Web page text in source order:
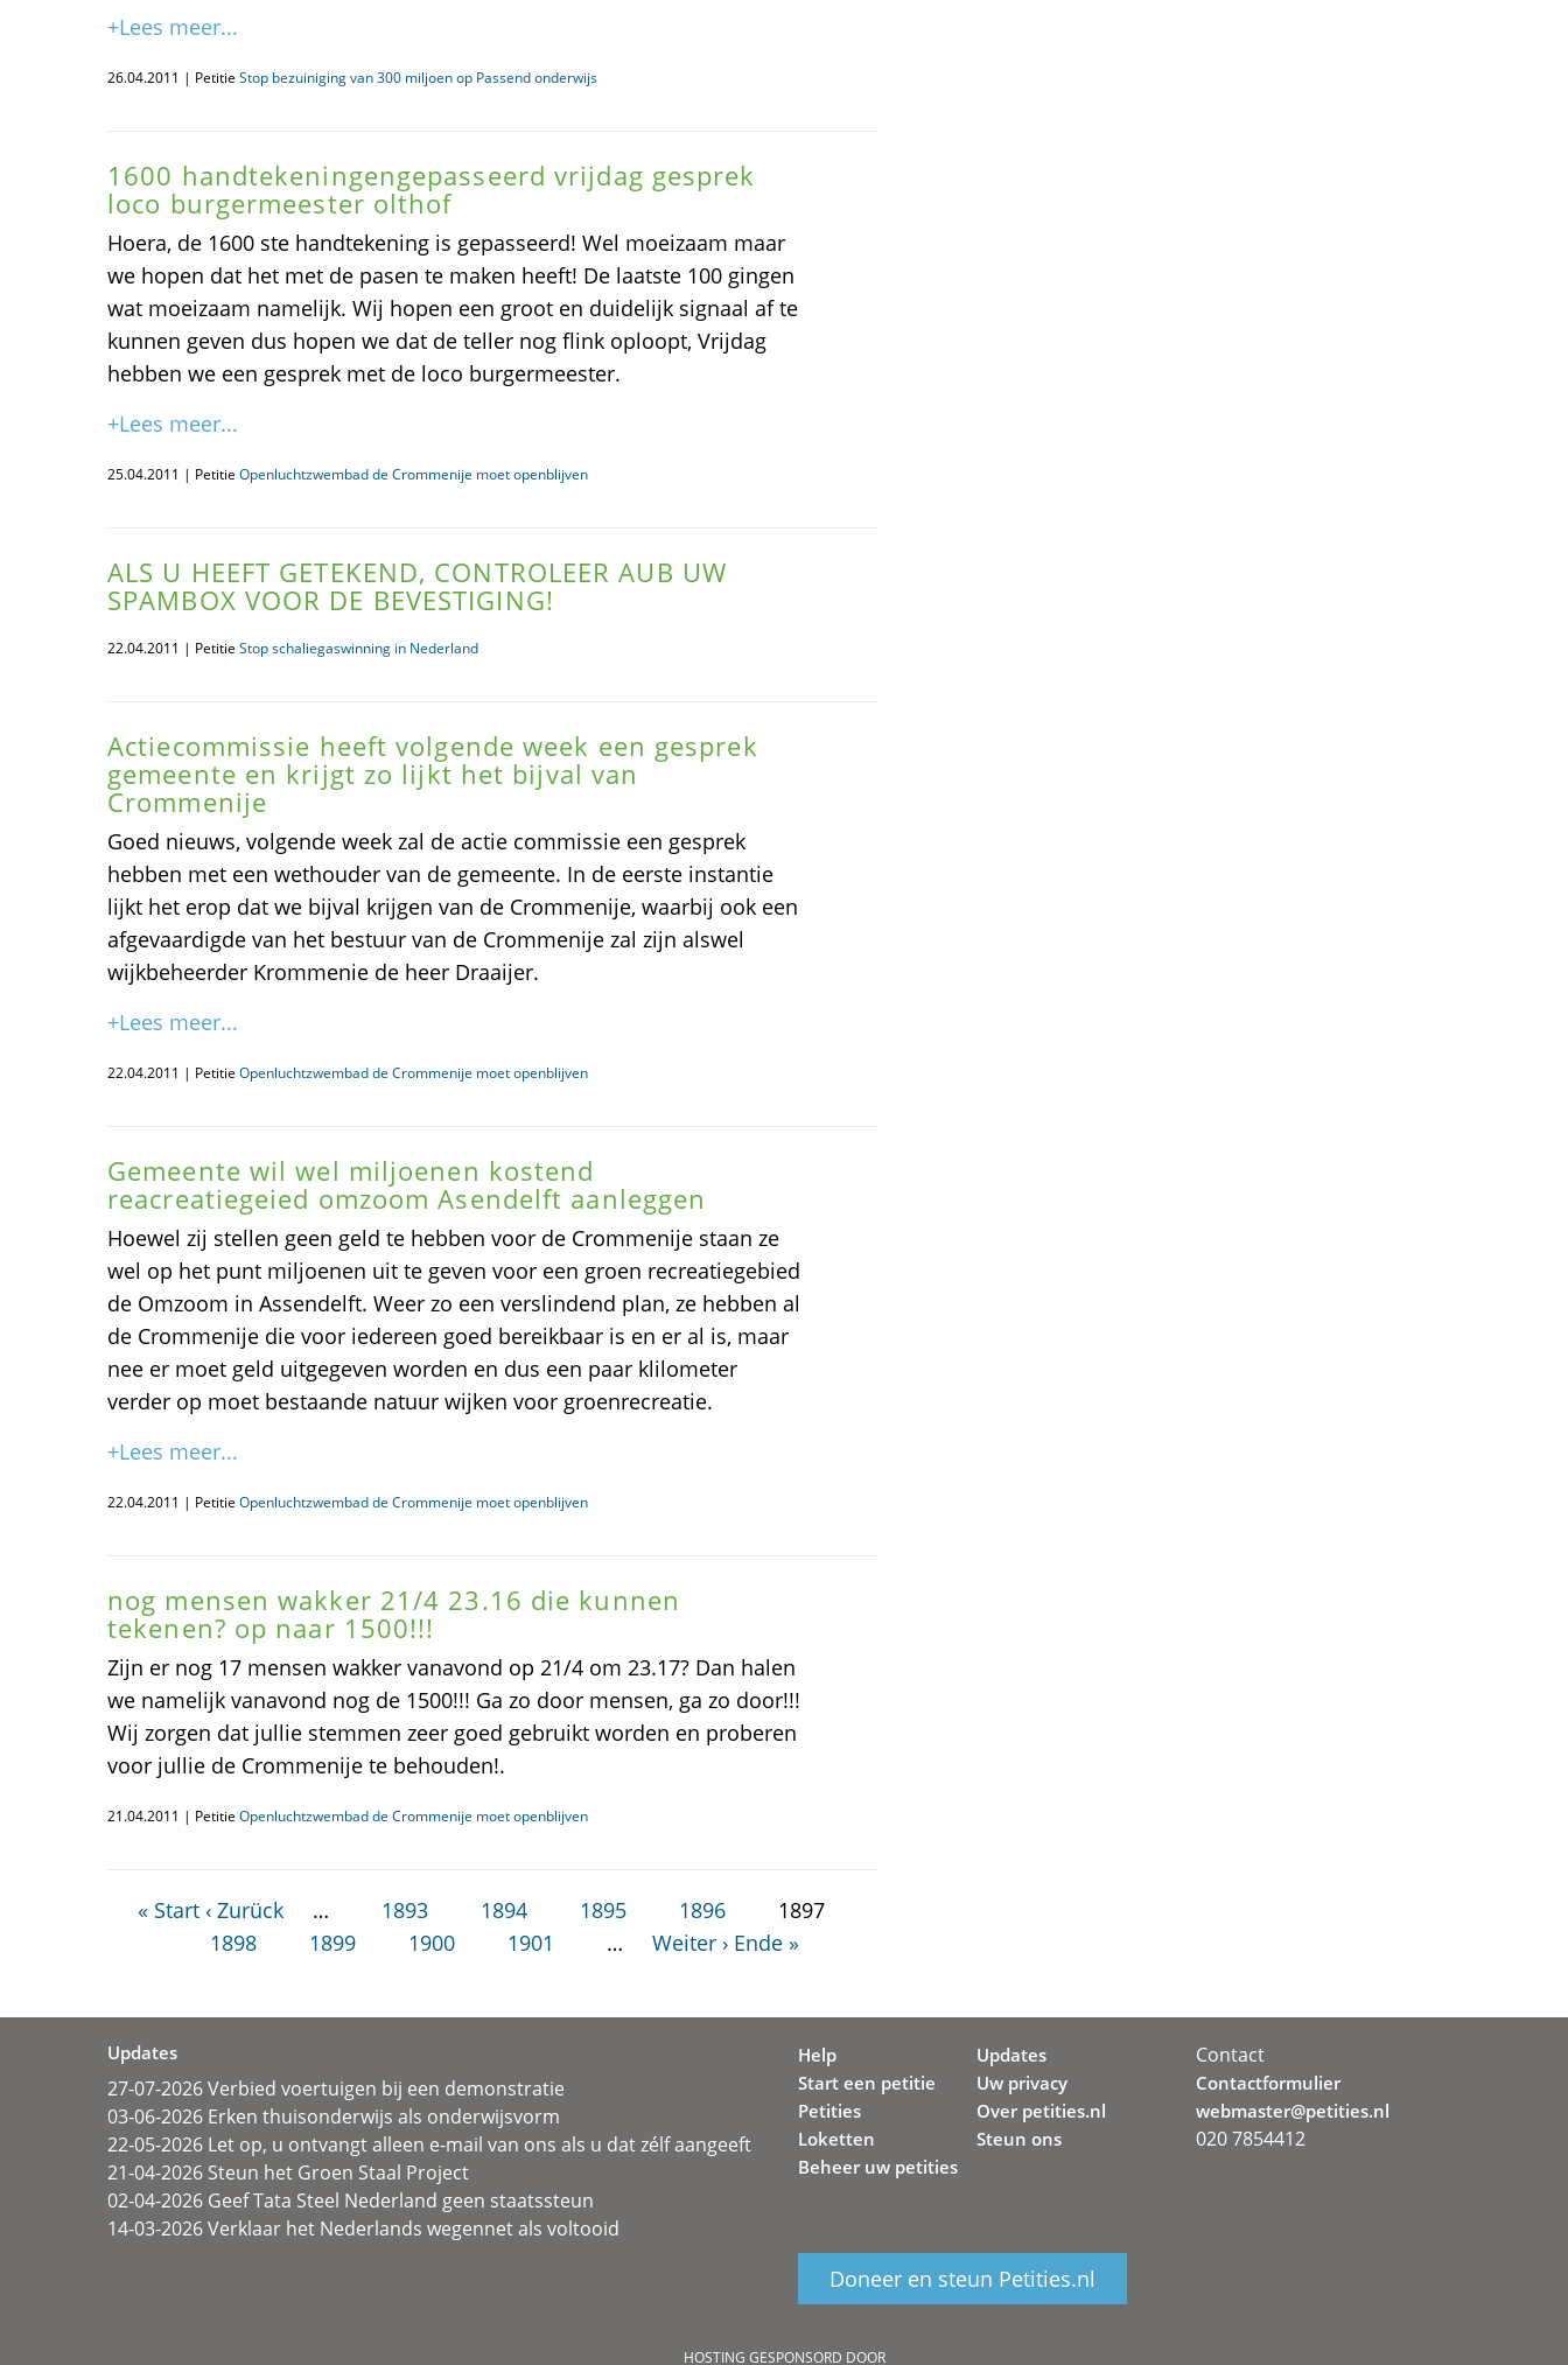
+Lees meer...
26.04.2011 | Petitie Stop bezuiniging van 300 miljoen op Passend onderwijs
1600 handtekeningengepasseerd vrijdag gesprek
loco burgermeester olthof
Hoera, de 1600 ste handtekening is gepasseerd! Wel moeizaam maar
we hopen dat het met de pasen te maken heeft! De laatste 100 gingen
wat moeizaam namelijk. Wij hopen een groot en duidelijk signaal af te
kunnen geven dus hopen we dat de teller nog flink oploopt, Vrijdag
hebben we een gesprek met de loco burgermeester.
+Lees meer...
25.04.2011 | Petitie Openluchtzwembad de Crommenije moet openblijven
ALS U HEEFT GETEKEND, CONTROLEER AUB UW
SPAMBOX VOOR DE BEVESTIGING!
22.04.2011 | Petitie Stop schaliegaswinning in Nederland
Actiecommissie heeft volgende week een gesprek
gemeente en krijgt zo lijkt het bijval van
Crommenije
Goed nieuws, volgende week zal de actie commissie een gesprek
hebben met een wethouder van de gemeente. In de eerste instantie
lijkt het erop dat we bijval krijgen van de Crommenije, waarbij ook een
afgevaardigde van het bestuur van de Crommenije zal zijn alswel
wijkbeheerder Krommenie de heer Draaijer.
+Lees meer...
22.04.2011 | Petitie Openluchtzwembad de Crommenije moet openblijven
Gemeente wil wel miljoenen kostend
reacreatiegeied omzoom Asendelft aanleggen
Hoewel zij stellen geen geld te hebben voor de Crommenije staan ze
wel op het punt miljoenen uit te geven voor een groen recreatiegebied
de Omzoom in Assendelft. Weer zo een verslindend plan, ze hebben al
de Crommenije die voor iedereen goed bereikbaar is en er al is, maar
nee er moet geld uitgegeven worden en dus een paar klilometer
verder op moet bestaande natuur wijken voor groenrecreatie.
+Lees meer...
22.04.2011 | Petitie Openluchtzwembad de Crommenije moet openblijven
nog mensen wakker 21/4 23.16 die kunnen
tekenen? op naar 1500!!!
Zijn er nog 17 mensen wakker vanavond op 21/4 om 23.17? Dan halen
we namelijk vanavond nog de 1500!!! Ga zo door mensen, ga zo door!!!
Wij zorgen dat jullie stemmen zeer goed gebruikt worden en proberen
voor jullie de Crommenije te behouden!.
21.04.2011 | Petitie Openluchtzwembad de Crommenije moet openblijven
« Start ‹ Zurück … 1893 1894 1895 1896
1897
1898
1899 1900 1901 … Weiter › Ende »
Updates
27-07-2026 Verbied voertuigen bij een demonstratie
03-06-2026 Erken thuisonderwijs als onderwijsvorm
22-05-2026 Let op, u ontvangt alleen e-mail van ons als u dat zélf aangeeft
21-04-2026 Steun het Groen Staal Project
02-04-2026 Geef Tata Steel Nederland geen staatssteun
14-03-2026 Verklaar het Nederlands wegennet als voltooid
Help
Start een petitie
Petities
Loketten
Beheer uw petities
Updates
Uw privacy
Over petities.nl
Steun ons
Doneer en steun Petities.nl
Contact
Contactformulier
webmaster@petities.nl
020 7854412
HOSTING GESPONSORD DOOR